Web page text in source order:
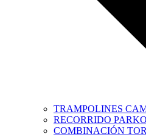
TRAMPOLINES
RECORRIDO
COMBINACIÓN